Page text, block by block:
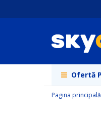
la
Ofertă
Pagina principală